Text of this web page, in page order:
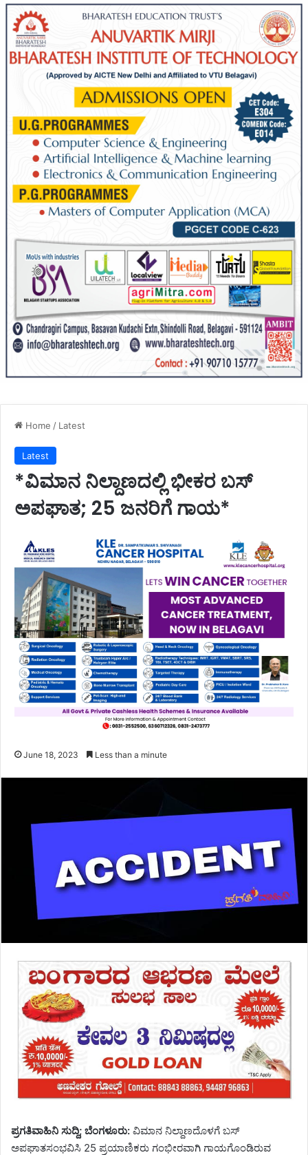
Home / Latest
Latest
*ವಿಮಾನ ನಿಲ್ದಾಣದಲ್ಲಿ ಭೀಕರ ಬಸ್
ಅಪಘಾತ; 25 ಜನರಿಗೆ ಗಾಯ*
June 18, 2023 Less than a minute
ಪ್ರಗತಿವಾಹಿನಿ ಸುದ್ದಿ; ಬೆಂಗಳೂರು: ವಿಮಾನ ನಿಲ್ದಾಣದೊಳಗೆ ಬಸ್
ಅಪಘಾತಸಂಭವಿಸಿ 25 ಪ್ರಯಾಣಿಕರು ಗಂಭೀರವಾಗಿ ಗಾಯಗೊಂಡಿರುವ